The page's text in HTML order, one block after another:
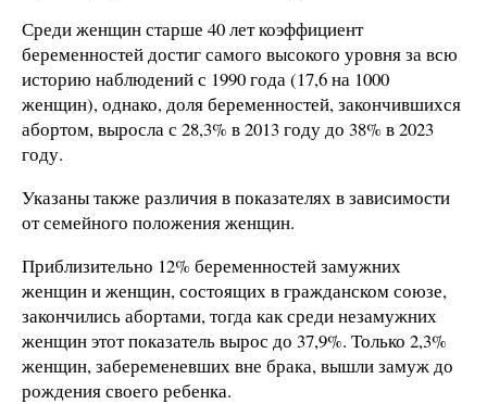
Среди женщин старше 40 лет коэффициент
беременностей достиг самого высокого уровня за всю
историю наблюдений с 1990 года (17,6 на 1000
женщин), однако, доля беременностей, закончившихся
абортом, выросла с 28,3% в 2013 году до 38% в 2023
году.
Указаны также различия в показателях в зависимости
от семейного положения женщин.
Приблизительно 12% беременностей замужних
женщин и женщин, состоящих в гражданском союзе,
закончились абортами, тогда как среди незамужних
женщин этот показатель вырос до 37,9%. Только 2,3%
женщин, забеременевших вне брака, вышли замуж до
рождения своего ребенка.